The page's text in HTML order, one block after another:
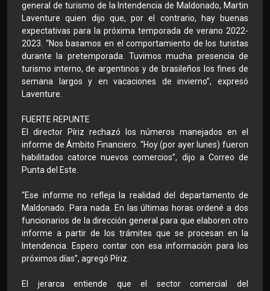
general de turismo de la Intendencia de Maldonado, Martin
Laventure quien dijo que, por el contrario, hay buenas
expectativas para la próxima temporada de verano 2022-
2023. “Nos basamos en el comportamiento de los turistas
durante la pretemporada. Tuvimos mucha presencia de
turismo interno, de argentinos y de brasileños los fines de
semana largos y en vacaciones de invierno”, expresó
Laventure.
FUERTE REPUNTE
El director Píriz rechazó los números manejados en el
informe de Ámbito Financiero. “Hoy (por ayer lunes) fueron
habilitados catorce nuevos comercios”, dijo a Correo de
Punta del Este.
“Ese informe no refleja la realidad del departamento de
Maldonado. Para nada. En las últimas horas ordené a dos
funcionarios de la dirección general para que elaboren otro
informe a partir de los trámites que se procesan en la
Intendencia. Espero contar con esa información para los
próximos días”, agregó Píriz.
El jerarca entiende que el sector comercial del